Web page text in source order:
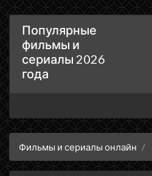
Популярные
фильмы и
сериалы 2026
года
Фильмы и сериалы онлайн